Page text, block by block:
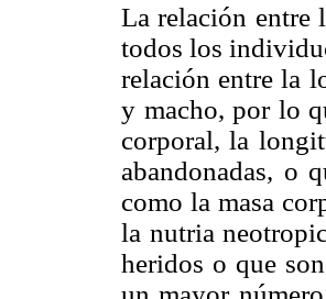
La relación entre
todos los
relación entre la
y macho, por lo
corporal, la
abandonadas, o
como la masa
la nutria
heridos o que